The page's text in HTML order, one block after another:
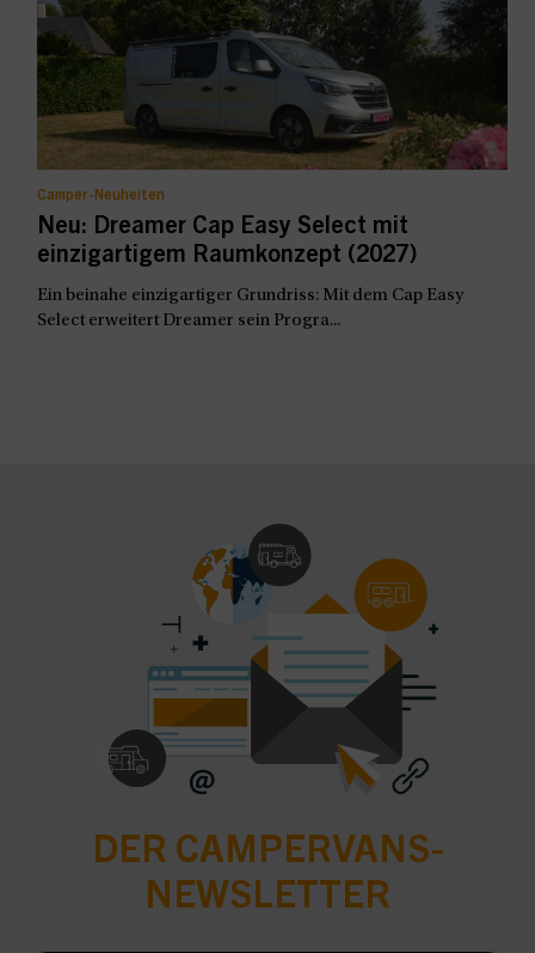
Camper-Neuheiten
Neu: Dreamer Cap Easy Select mit
einzigartigem Raumkonzept (2027)
Ein beinahe einzigartiger Grundriss: Mit dem Cap Easy
Select erweitert Dreamer sein Progra...
DER CAMPERVANS-
NEWSLETTER